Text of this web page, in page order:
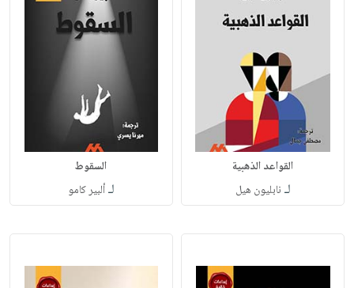
القواعد الذهبية
لـ نابليون هيل
السقوط
لـألبير كامو